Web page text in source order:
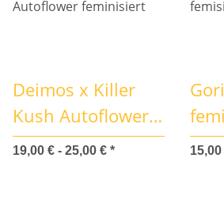
Deimos x Killer
Kush Autoflower
feminisiert
19,00 € - 25,00 € * 15,00